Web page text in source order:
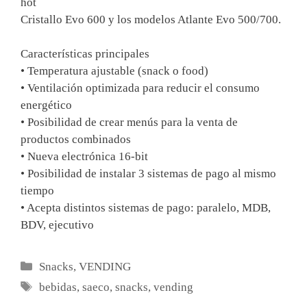
Cristallo Evo 600 y los modelos Atlante Evo 500/700.
Características principales
• Temperatura ajustable (snack o food)
• Ventilación optimizada para reducir el consumo
energético
• Posibilidad de crear menús para la venta de
productos combinados
• Nueva electrónica 16-bit
• Posibilidad de instalar 3 sistemas de pago al mismo
tiempo
• Acepta distintos sistemas de pago: paralelo, MDB,
BDV, ejecutivo
Categorías
Snacks,VENDING
Etiquetas
bebidas,saeco,snacks,vending